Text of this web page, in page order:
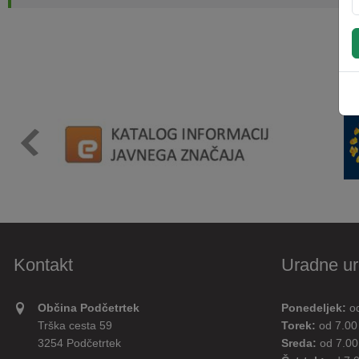
Kontakt
Občina Podčetrtek
Trška cesta 59
3254 Podčetrtek
Uradne
Ponedeljek:
Torek: od
Sreda: od